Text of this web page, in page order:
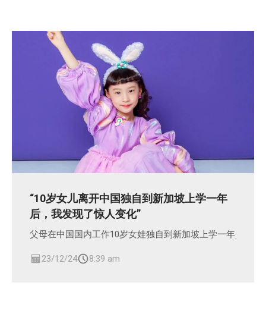
“10岁女儿离开中国独自到新加坡上学一年
后，我发现了惊人变化”
父母在中国国内工作10岁女娃独自到新加坡上学一年是什么
23/12/24 8:39 am